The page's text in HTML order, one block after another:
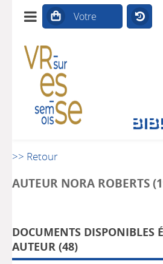
>> Retour
AUTEUR NORA ROBERTS
DOCUMENTS DISPONIBLES
AUTEUR (48)